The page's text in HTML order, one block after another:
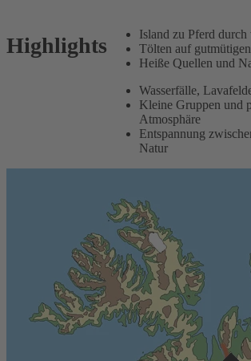
Highlights
Island zu Pferd
Tölten auf
Heiße Quellen und
Wasserfälle,
Kleine Gruppen und
Atmosphäre
Entspannung
Natur